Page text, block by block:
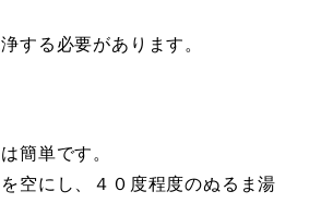
する必要があります。
簡単です。
空にし、４０度程度のぬるま湯